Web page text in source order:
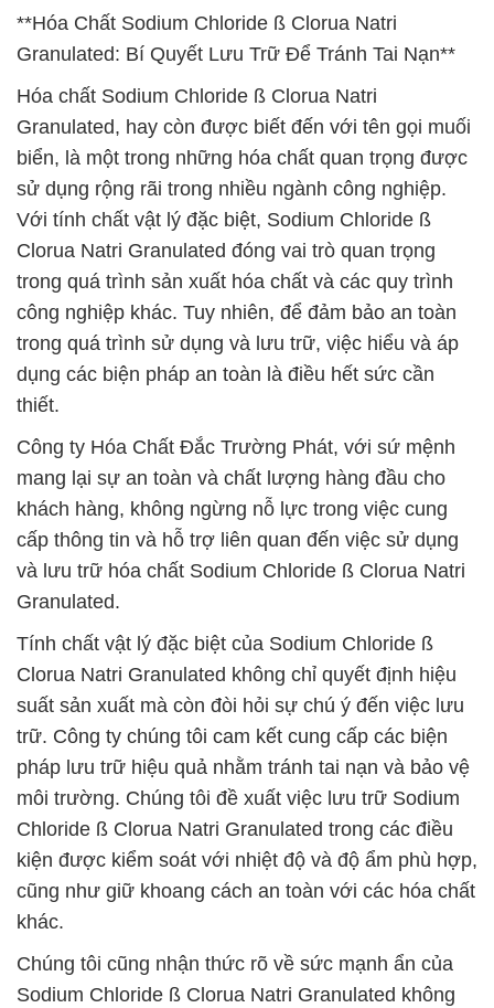
**Hóa Chất Sodium Chloride ß Clorua Natri
Granulated: Bí Quyết Lưu Trữ Để Tránh Tai Nạn**
Hóa chất Sodium Chloride ß Clorua Natri
Granulated, hay còn được biết đến với tên gọi muối
biển, là một trong những hóa chất quan trọng được
sử dụng rộng rãi trong nhiều ngành công nghiệp.
Với tính chất vật lý đặc biệt, Sodium Chloride ß
Clorua Natri Granulated đóng vai trò quan trọng
trong quá trình sản xuất hóa chất và các quy trình
công nghiệp khác. Tuy nhiên, để đảm bảo an toàn
trong quá trình sử dụng và lưu trữ, việc hiểu và áp
dụng các biện pháp an toàn là điều hết sức cần
thiết.
Công ty Hóa Chất Đắc Trường Phát, với sứ mệnh
mang lại sự an toàn và chất lượng hàng đầu cho
khách hàng, không ngừng nỗ lực trong việc cung
cấp thông tin và hỗ trợ liên quan đến việc sử dụng
và lưu trữ hóa chất Sodium Chloride ß Clorua Natri
Granulated.
Tính chất vật lý đặc biệt của Sodium Chloride ß
Clorua Natri Granulated không chỉ quyết định hiệu
suất sản xuất mà còn đòi hỏi sự chú ý đến việc lưu
trữ. Công ty chúng tôi cam kết cung cấp các biện
pháp lưu trữ hiệu quả nhằm tránh tai nạn và bảo vệ
môi trường. Chúng tôi đề xuất việc lưu trữ Sodium
Chloride ß Clorua Natri Granulated trong các điều
kiện được kiểm soát với nhiệt độ và độ ẩm phù hợp,
cũng như giữ khoang cách an toàn với các hóa chất
khác.
Chúng tôi cũng nhận thức rõ về sức mạnh ẩn của
Sodium Chloride ß Clorua Natri Granulated không